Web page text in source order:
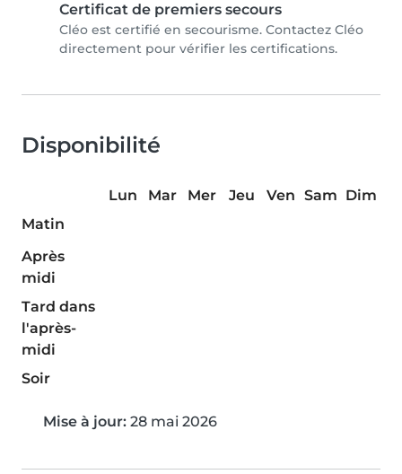
Certificat de premiers secours
Cléo est certifié en secourisme. Contactez Cléo
directement pour vérifier les certifications.
Disponibilité
Lun Mar Mer Jeu Ven Sam Dim
Matin
Après
midi
Tard dans
l'après-
midi
Soir
Mise à jour: 28 mai 2026